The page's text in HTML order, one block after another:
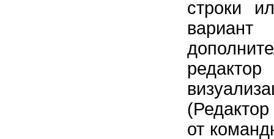
строки
от